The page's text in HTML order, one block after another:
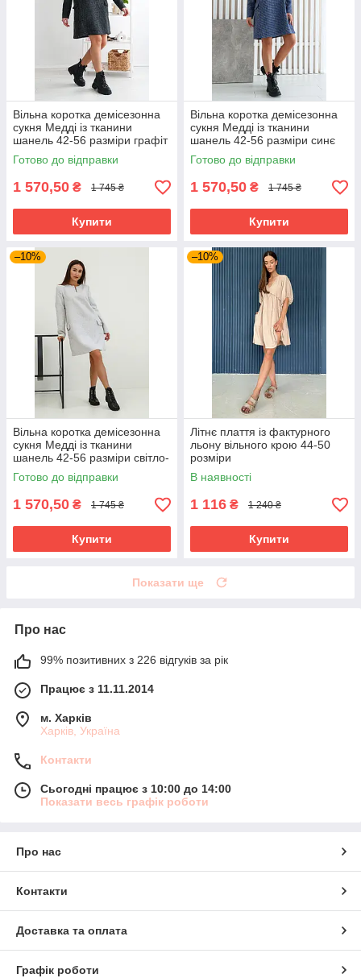
Вільна коротка демісезонна
сукня Медді із тканини
шанель 42-56 разміри графіт
Готово до відправки
1 570,50 ₴ 1 745 ₴
Купити
Вільна коротка демісезонна
сукня Медді із тканини
шанель 42-56 разміри синє
Готово до відправки
1 570,50 ₴ 1 745 ₴
Купити
–10%
Вільна коротка демісезонна
сукня Медді із тканини
шанель 42-56 разміри світло-
сіра
Готово до відправки
1 570,50 ₴ 1 745 ₴
Купити
–10%
Літнє плаття із фактурного
льону вільного крою 44-50
розміри
В наявності
1 116 ₴ 1 240 ₴
Купити
Показати ще
Про нас
99% позитивних з 226 відгуків за рік
Працює з 11.11.2014
м. Харків
Харків, Україна
Контакти
Сьогодні працює з 10:00 до 14:00
Показати весь графік роботи
Про нас
Контакти
Доставка та оплата
Графік роботи